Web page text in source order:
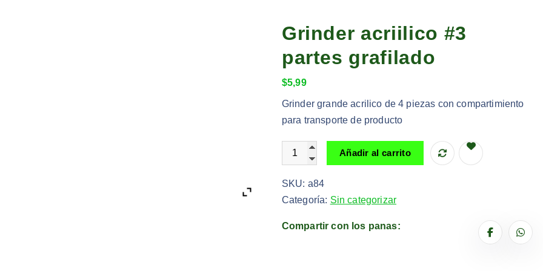
Grinder acriilico #3
partes grafilado
$5,99
Grinder grande acrilico de 4 piezas con compartimiento
para transporte de producto
Grinder acriilico #3 partes grafilado cantidad
Añadir al carrito
SKU: a84
Categoría: Sin categorizar
Compartir con los panas: